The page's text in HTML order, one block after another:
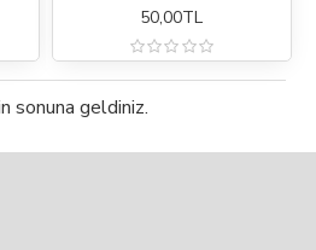
50,00TL
sonuna geldiniz.